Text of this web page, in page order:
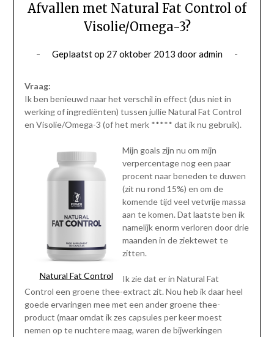
Afvallen met Natural Fat Control of
Visolie/Omega-3?
Geplaatst op 27 oktober 2013 dooradmin
Vraag:
Ik ben benieuwd naar het verschil in effect (dus niet in
werking of ingrediënten) tussen jullie Natural Fat Control
en Visolie/Omega-3 (of het merk ***** dat ik nu gebruik).
Natural Fat Control
Mijn goals zijn nu om mijn
verpercentage nog een paar
procent naar beneden te duwen
(zit nu rond 15%) en om de
komende tijd veel vetvrije massa
aan te komen. Dat laatste ben ik
namelijk enorm verloren door drie
maanden in de ziektewet te
zitten.
Ik zie dat er in Natural Fat
Control een groene thee-extract zit. Nou heb ik daar heel
goede ervaringen mee met een ander groene thee-
product (maar omdat ik zes capsules per keer moest
nemen op te nuchtere maag, waren de bijwerkingen